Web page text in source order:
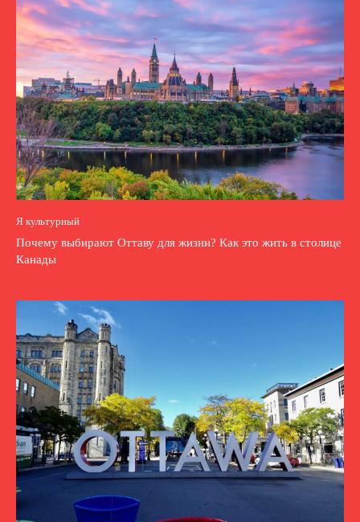
Я культурный
Почему выбирают Оттаву для жизни? Как это жить в столице
Канады